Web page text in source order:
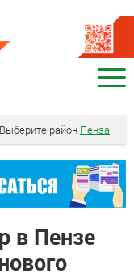
Выберите район Пенза
в Пензе